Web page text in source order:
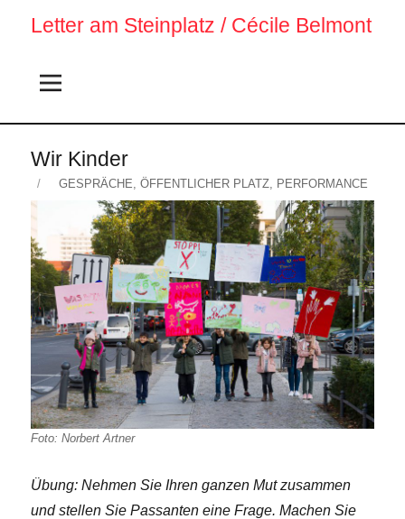
Letter am Steinplatz / Cécile Belmont
Wir Kinder
Veröffentlicht
am
KATEGORIEN
GESPRÄCHE,ÖFFENTLICHER PLATZ, PERFORMANCE
Foto: Norbert Artner
Übung: Nehmen Sie Ihren ganzen Mut zusammen
und stellen Sie Passanten eine Frage. Machen Sie